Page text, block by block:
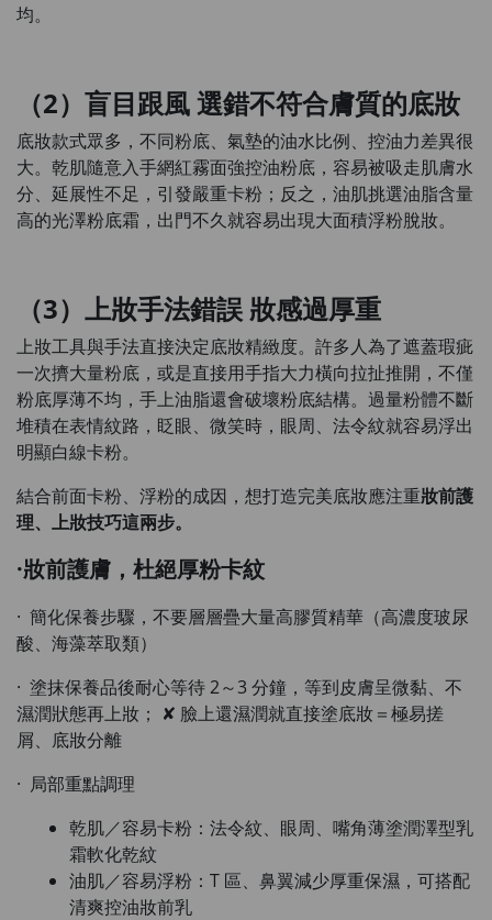
均。
（2）盲目跟風 選錯不符合膚質的底妝
底妝款式眾多，不同粉底、氣墊的油水比例、控油力差異很
大。乾肌隨意入手網紅霧面強控油粉底，容易被吸走肌膚水
分、延展性不足，引發嚴重卡粉；反之，油肌挑選油脂含量
高的光澤粉底霜，出門不久就容易出現大面積浮粉脫妝。
（3）上妝手法錯誤 妝感過厚重
上妝工具與手法直接決定底妝精緻度。許多人為了遮蓋瑕疵
一次擠大量粉底，或是直接用手指大力橫向拉扯推開，不僅
粉底厚薄不均，手上油脂還會破壞粉底結構。過量粉體不斷
堆積在表情紋路，眨眼、微笑時，眼周、法令紋就容易浮出
明顯白線卡粉。
結合前面卡粉、浮粉的成因，想打造完美底妝應注重妝前護
理、上妝技巧這兩步。
·妝前護膚，杜絕厚粉卡紋
· 簡化保養步驟，不要層層疊大量高膠質精華（高濃度玻尿
酸、海藻萃取類）
· 塗抹保養品後耐心等待 2～3 分鐘，等到皮膚呈微黏、不
濕潤狀態再上妝； ✘ 臉上還濕潤就直接塗底妝＝極易搓
屑、底妝分離
· 局部重點調理
乾肌／容易卡粉：法令紋、眼周、嘴角薄塗潤澤型乳
霜軟化乾紋
油肌／容易浮粉：T 區、鼻翼減少厚重保濕，可搭配
清爽控油妝前乳